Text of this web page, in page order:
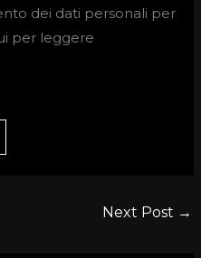
dei dati personali per
per leggere
Next Post →